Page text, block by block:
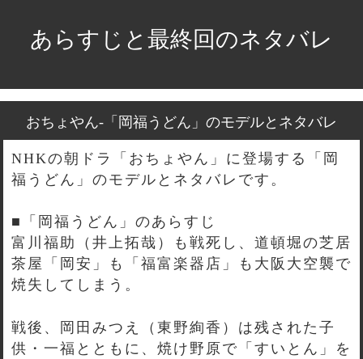
あらすじと最終回のネタバレ
おちょやん-「岡福うどん」のモデルとネタバレ
NHKの朝ドラ「おちょやん」に登場する「岡
福うどん」のモデルとネタバレです。
■「岡福うどん」のあらすじ
富川福助（井上拓哉）も戦死し、道頓堀の芝居
茶屋「岡安」も「福富楽器店」も大阪大空襲で
焼失してしまう。
戦後、岡田みつえ（東野絢香）は残された子
供・一福とともに、焼け野原で「すいとん」を